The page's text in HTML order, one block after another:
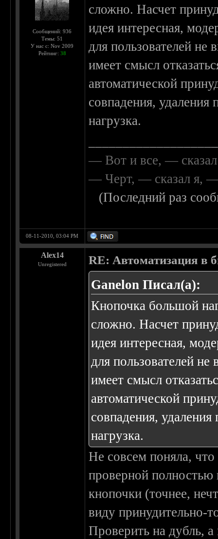
Сообщений: 936
Темы: 51
У нас с: Nov 2009
Рейтинг: 38
сложно. Насчет
идея интересная,
для пользователей
имеет смысл
автоматической
совпадения, удаления
нагрузка.
— Вот и все, —
— Черт, — сказал я, —
(Последний раз
08-11-2010, 03:04 PM
Alex14
Unregistered RE: Автоматизация в
Ganelon Писал(а):
Кнопочка большой
сложно. Насчет
идея интересная,
для пользователей
имеет смысл
автоматической
совпадения,
нагрузка.
Не совсем поняла,
проверной полностью
кнопочки (точнее,
виду принудительно-
Проверить на дубль, а